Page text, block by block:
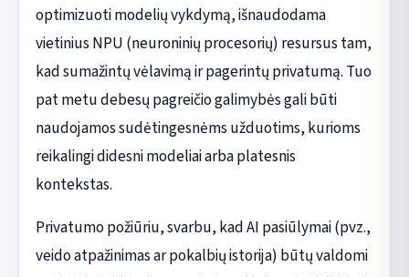
optimizuoti modelių vykdymą, išnaudodama
vietinius NPU (neuroninių procesorių) resursus tam,
kad sumažintų vėlavimą ir pagerintų privatumą. Tuo
pat metu debesų pagreičio galimybės gali būti
naudojamos sudėtingesnėms užduotims, kurioms
reikalingi didesni modeliai arba platesnis
kontekstas.
Privatumo požiūriu, svarbu, kad AI pasiūlymai (pvz.,
veido atpažinimas ar pokalbių istorija) būtų valdomi